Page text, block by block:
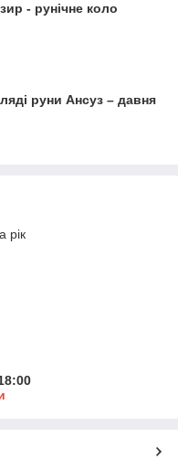
- рунічне коло
руни Ансуз – давня
рік